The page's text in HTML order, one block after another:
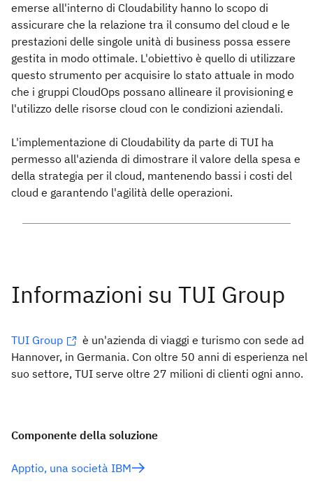
emerse all'interno di Cloudability hanno lo scopo di
assicurare che la relazione tra il consumo del cloud e le
prestazioni delle singole unità di business possa essere
gestita in modo ottimale. L'obiettivo è quello di utilizzare
questo strumento per acquisire lo stato attuale in modo
che i gruppi CloudOps possano allineare il provisioning e
l'utilizzo delle risorse cloud con le condizioni aziendali.
L'implementazione di Cloudability da parte di TUI ha
permesso all'azienda di dimostrare il valore della spesa e
della strategia per il cloud, mantenendo bassi i costi del
cloud e garantendo l'agilità delle operazioni.
TUI Group
è un'azienda di viaggi e turismo con sede ad
Hannover, in Germania. Con oltre 50 anni di esperienza nel
suo settore, TUI serve oltre 27 milioni di clienti ogni anno.
Componente della soluzione
Apptio, una società IBM